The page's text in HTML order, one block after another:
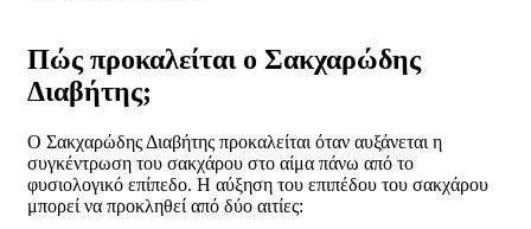
Πώς προκαλείται ο Σακχαρώδης
Διαβήτης;
Ο Σακχαρώδης Διαβήτης προκαλείται όταν αυξάνεται η
συγκέντρωση του σακχάρου στο αίμα πάνω από το
φυσιολογικό επίπεδο. Η αύξηση του επιπέδου του σακχάρου
μπορεί να προκληθεί από δύο αιτίες: